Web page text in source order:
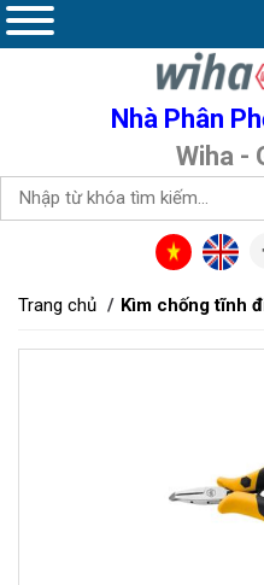
Nhà Phân
Wiha -
Trang chủ Kìm chống tĩnh